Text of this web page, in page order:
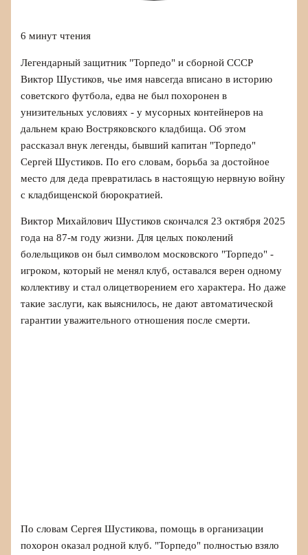
6 минут чтения
Легендарный защитник "Торпедо" и сборной СССР
Виктор Шустиков, чье имя навсегда вписано в историю
советского футбола, едва не был похоронен в
унизительных условиях - у мусорных контейнеров на
дальнем краю Востряковского кладбища. Об этом
рассказал внук легенды, бывший капитан "Торпедо"
Сергей Шустиков. По его словам, борьба за достойное
место для деда превратилась в настоящую нервную войну
с кладбищенской бюрократией.
Виктор Михайлович Шустиков скончался 23 октября 2025
года на 87‑м году жизни. Для целых поколений
болельщиков он был символом московского "Торпедо" -
игроком, который не менял клуб, оставался верен одному
коллективу и стал олицетворением его характера. Но даже
такие заслуги, как выяснилось, не дают автоматической
гарантии уважительного отношения после смерти.
По словам Сергея Шустикова, помощь в организации
похорон оказал родной клуб. "Торпедо" полностью взяло